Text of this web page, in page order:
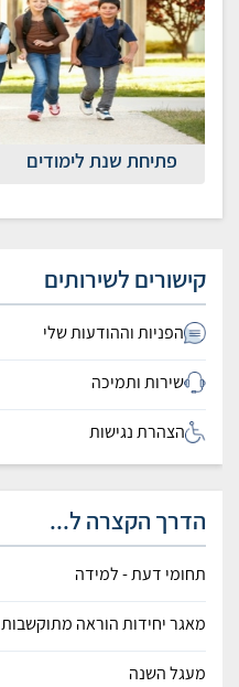
פתיחת שנת לימודים
קישורים לשירותים
הפניות וההודעות שלי
שירות ותמיכה
הצהרת נגישות
הדרך הקצרה ל...
תחומי דעת - למידה
מאגר יחידות הוראה מתוקשבות
מעגל השנה